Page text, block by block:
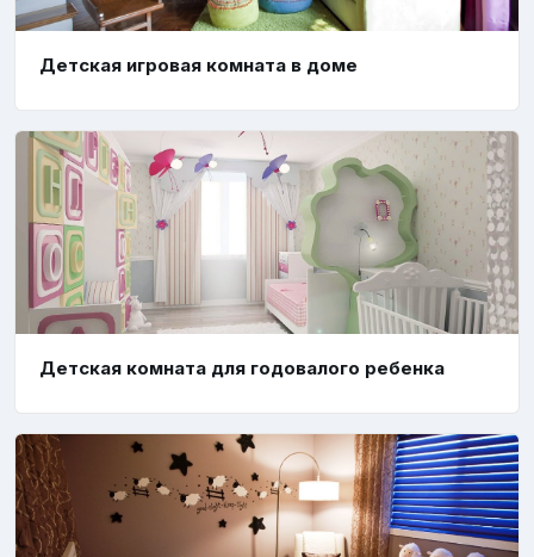
Детская игровая комната в доме
Детская комната для годовалого ребенка